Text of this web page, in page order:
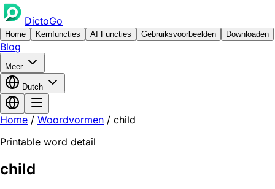
DictoGo
Home Kernfuncties AI Functies Gebruiksvoorbeelden Downloaden
Blog
Meer
Dutch
Home / Woordvormen / child
Printable word detail
child